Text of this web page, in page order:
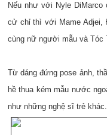
Nếu như với Nyle
cử chỉ thì với Mame Adjei,
cùng nữ người mẫu và Tóc
Từ dáng đứng pose ảnh,
hề thua kém mẫu nước
như những nghệ sĩ trẻ khác.